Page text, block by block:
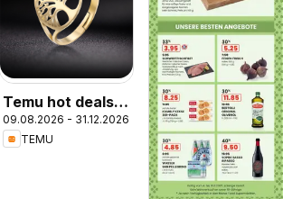
Temu hot deals –
Switzerland
09.08.2026 - 31.12.2026
TEMU